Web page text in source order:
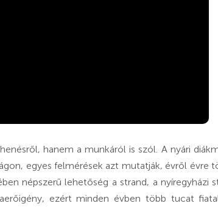
hanem a munkáról is szól. A nyári
egyes felmérések azt mutatják, évről évre
népszerű lehetőség a strand, a nyíregyházi
ezért minden évben több tucat